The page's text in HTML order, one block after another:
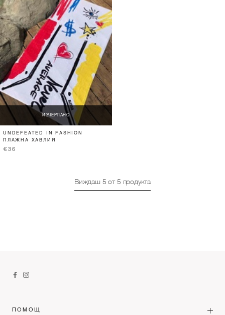
ИЗЧЕРПАНО
UNDEFEATED IN FASHION
ПЛАЖНА ХАВЛИЯ
€36
Виждаш 5 от 5 продукта
ПОМОЩ